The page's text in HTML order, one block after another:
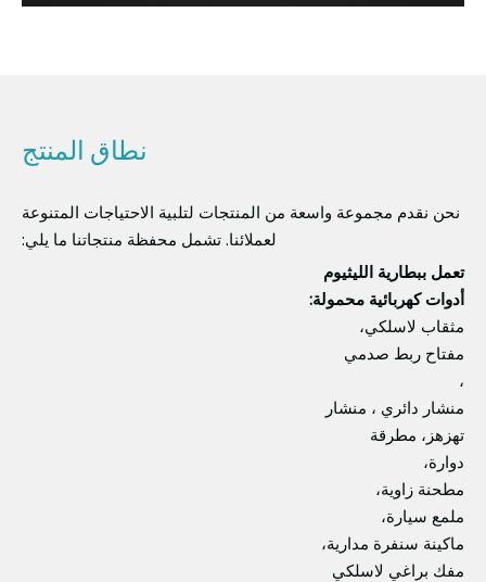
نطاق المنتج
نحن نقدم مجموعة واسعة من المنتجات لتلبية الاحتياجات المتنوعة
لعملائنا. تشمل محفظة منتجاتنا ما يلي:
تعمل ببطارية الليثيوم
أدوات كهربائية محمولة:
مثقاب لاسلكي،
مفتاح ربط صدمي
،
منشار دائري ، منشار
تهزهز، مطرقة
دوارة،
مطحنة زاوية،
ملمع سيارة،
ماكينة سنفرة مدارية،
مفك براغي لاسلكي